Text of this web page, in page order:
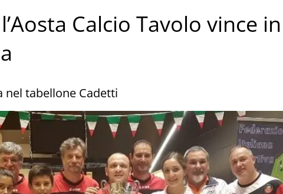
Calcio Tavolo vince in
nel tabellone Cadetti